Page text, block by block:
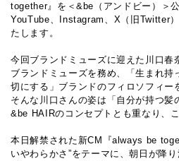
together』を＜&be（アンドビー）＞
YouTube、Instagram、X（旧Twitter
たします。
今回ブランドミューズに迎えた川⼝春
ブランドミューズを務め、「⽣まれ持
切にする」ブランドのフィロソフィー
そんな川⼝さんの姿は「⾃分が持つ髪
&be HAIRのコンセプトとも重なり、
本⽇解禁された新CM『always be
いやわらかさ”をテーマに、朝⽇が降り